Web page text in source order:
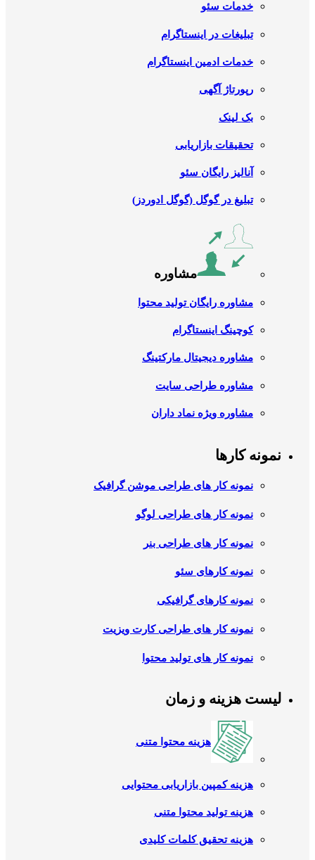
خدمات سئو
تبلیغات در اینستاگرام
خدمات ادمین اینستاگرام
رپورتاژ آگهی
بک لینک
تحقیقات بازاریابی
آنالیز رایگان سئو
تبلیغ در گوگل (گوگل ادوردز)
مشاوره
مشاوره رایگان تولید محتوا
کوچینگ اینستاگرام
مشاوره دیجیتال مارکتینگ
مشاوره طراحی سایت
مشاوره ویژه نماد داران
نمونه کارها
نمونه کار های طراحی موشن گرافیک
نمونه کار های طراحی لوگو
نمونه کار های طراحی بنر
نمونه کارهای سئو
نمونه کارهای گرافیکی
نمونه کار های طراحی کارت ویزیت
نمونه کار های تولید محتوا
لیست هزینه و زمان
هزینه محتوا متنی
هزینه کمپین بازاریابی محتوایی
هزینه تولید محتوا متنی
هزینه تحقیق کلمات کلیدی